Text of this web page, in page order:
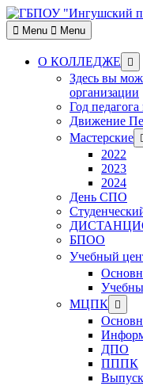
Skip
to
content
Menu Menu
О КОЛЛЕДЖЕ
sub
Здесь вы
организации
Год
Движение
Мастерские
2022
2023
2024
День СПО
БПОО
Учебный
МЦПК Show
sub
menu
ДПО
ПППК